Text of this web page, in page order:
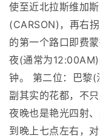
使至近北拉斯维加
(CARSON)，再右
的第一个路口即费
夜(通常为
钟。 第二位：巴黎(
副其实的花都，不
夜晚也是艳光四射
到晚上七点左右，